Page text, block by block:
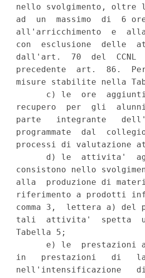
nello svolgimento, oltre
ad  un  massimo  di  6
all'arricchimento  e
con  esclusione  delle
dall'art.  70  del  CCNL
precedente  art.  86.
misure stabilite nella
c) le  ore
recupero  per  gli
parte   integrante
programmate  dal
processi di valutazione
d) le  attivita'
consistono nello
alla  produzione di
riferimento a prodotti
comma 3,  lettera a) del
tali  attivita'  spetta  un
Tabella 5;
e) le  prestazioni
in   prestazioni   di
nell'intensificazione